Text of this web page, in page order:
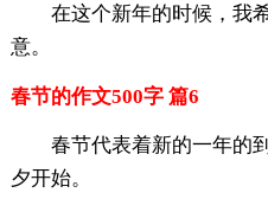
在这个新年的时候，我
意。
春节的作文500字 篇6
春节代表着新的一年的
夕开始。